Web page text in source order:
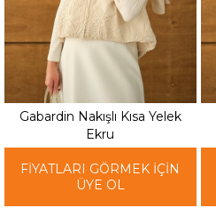
Gabardin Nakışlı Kısa Yelek
Ekru
FİYATLARI GÖRMEK İÇİN
ÜYE OL